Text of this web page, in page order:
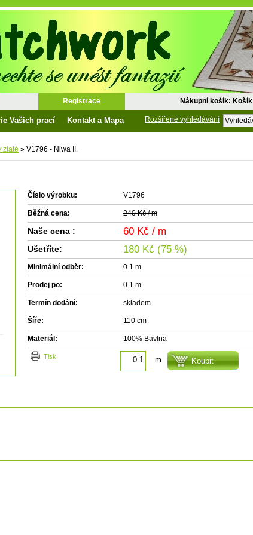
Registrace Nákupní košík: Košík
Vašich prací Kontakt a Mapa Rozšířené vyhledávání
zlaté » V1796 - Niwa II.
Číslo výrobku: V1796
Běžná cena: 240 Kč / m
Naše cena : 60 Kč / m
Ušetříte: 180 Kč (75 %)
Minimální odběr: 0.1 m
Prodej po: 0.1 m
Termín dodání: skladem
Šíře: 110 cm
Materiál: 100% Bavlna
tisk m